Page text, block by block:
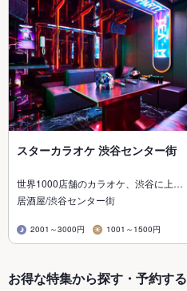
スターカラオケ 渋谷センター街
世界1000店舗のカラオケ、渋谷に上…
居酒屋/渋谷センター街
2001～3000円 1001～1500円
お得な特集から探す・予約する